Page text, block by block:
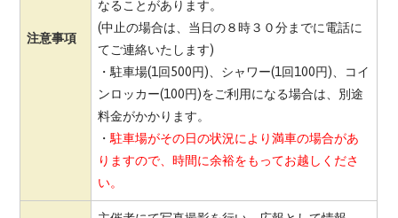
注意事項
なることがあります。
(中止の場合は、当日の８時３０分までに電話に
てご連絡いたします)
・駐車場(1回500円)、シャワー(1回100円)、コイ
ンロッカー(100円)をご利用になる場合は、別途
料金がかかります。
・駐車場がその日の状況により満車の場合があ
りますので、時間に余裕をもってお越しくださ
い。